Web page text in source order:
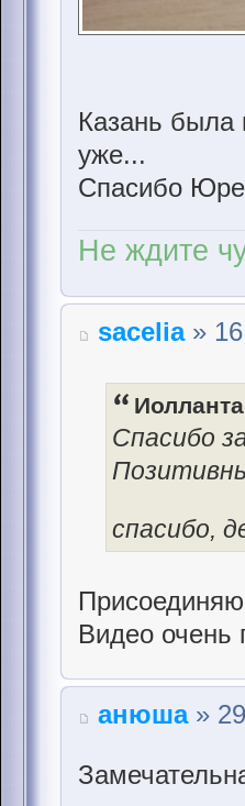
Казань была
уже...
Спасибо Юре
Не ждите
sacelia» 16
Спасибо
спасибо,
Видео очень
анюша»